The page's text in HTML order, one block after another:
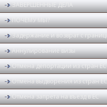
ЗАВЕРШЕННЫЕ ДЕЛА
ПОЧЕМУ МЫ?
Задержание и возврат с
Аннулирование визы
Отмена депортации из стран ЕС
Отмена выдворения из стран ЕС
Отмена запрета на въезд в ЕС